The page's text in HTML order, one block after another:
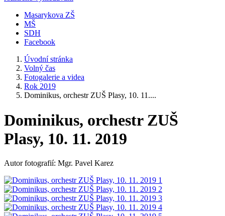
Masarykova ZŠ
MŠ
SDH
Facebook
Úvodní stránka
Volný čas
Fotogalerie a videa
Rok 2019
Dominikus, orchestr ZUŠ Plasy, 10. 11....
Dominikus, orchestr ZUŠ
Plasy, 10. 11. 2019
Autor fotografií: Mgr. Pavel Karez